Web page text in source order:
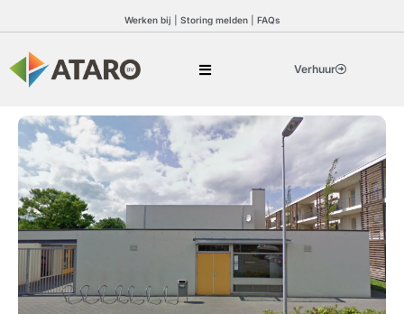
Werken bij Storing melden| FAQs
Verhuur